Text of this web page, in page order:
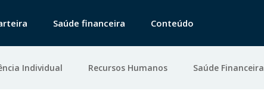
Saúde financeira Conteúdo
Individual Recursos Humanos Saúde Financeira